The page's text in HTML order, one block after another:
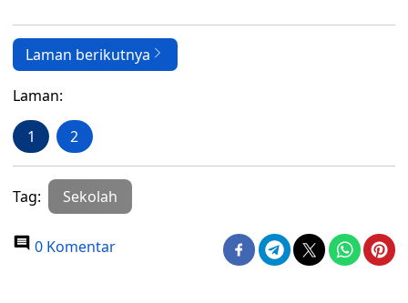
Laman berikutnya
Laman:
1 2
Tag: Sekolah
0 Komentar